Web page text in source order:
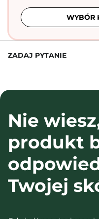
WYBÓR
ZADAJ PYTANIE
Nie
produkt
Twojej